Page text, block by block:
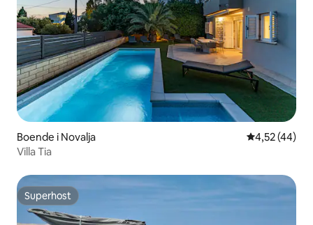
Boende i Novalja 4,52 av 5 i
4,52 (44)
Villa Tia
Superhost
Superhost